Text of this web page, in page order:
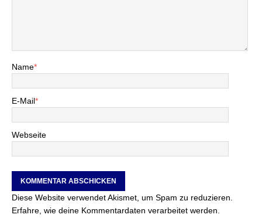
Name*
E-Mail*
Webseite
Diese Website verwendet Akismet, um Spam zu reduzieren.
Erfahre, wie deine Kommentardaten verarbeitet werden.